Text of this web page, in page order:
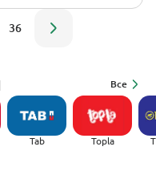
36
Все
Tab Topla